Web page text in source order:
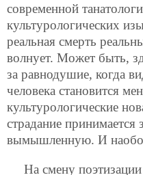
современной
культурологических
реальная смерть
волнует. Может быть,
за равнодушие, когда
человека становится
культурологические
страдание принимается
вымышленную. И
На смену